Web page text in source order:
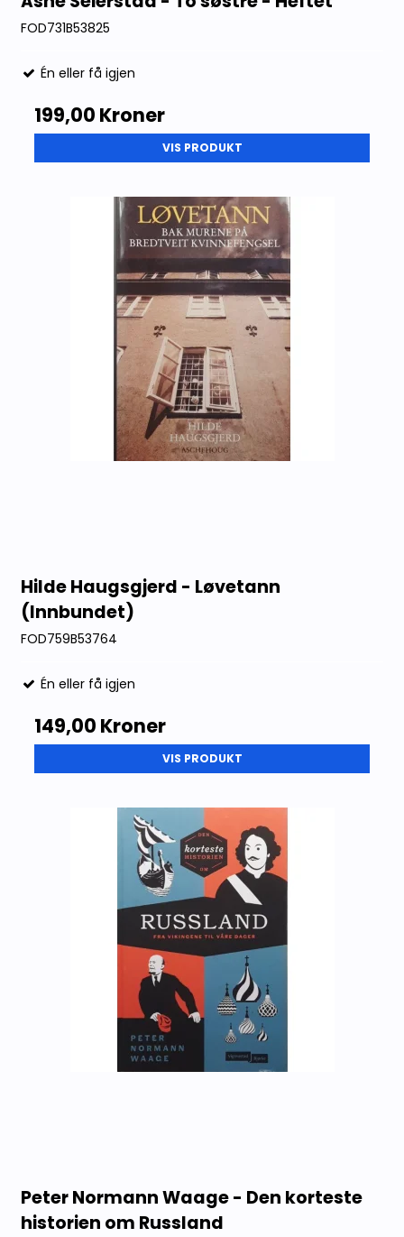
FOD731B53825
Én eller få igjen
199,00 Kroner
VIS PRODUKT
Hilde Haugsgjerd - Løvetann
(Innbundet)
FOD759B53764
Én eller få igjen
149,00 Kroner
VIS PRODUKT
Peter Normann Waage - Den korteste
historien om Russland